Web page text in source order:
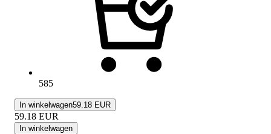
585
In winkelwagen59.18 EUR
59.18 EUR
In winkelwagen